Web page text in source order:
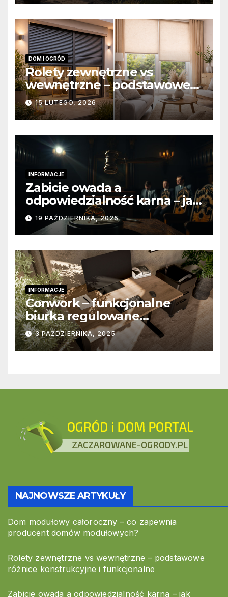
DOM I OGRÓD
Rolety zewnętrzne vs
wewnętrzne – podstawowe
różnice konstrukcyjne i
funkcjonalne
15 LUTEGO, 2026
INFORMACJE
Zabicie owada a
odpowiedzialność karna – jak
wygląda to w praktyce?
19 PAŹDZIERNIKA, 2025
INFORMACJE
Conwork – funkcjonalne
biurka regulowane
stworzone z myślą o
nowoczesnych
przestrzeniach pracy
3 PAŹDZIERNIKA, 2025
NAJNOWSZE ARTYKUŁY
Dom modułowy całoroczny – co zapewnia
producent domów modułowych?
Rolety zewnętrzne vs wewnętrzne – podstawowe
różnice konstrukcyjne i funkcjonalne
Zabicie owada a odpowiedzialność karna – jak